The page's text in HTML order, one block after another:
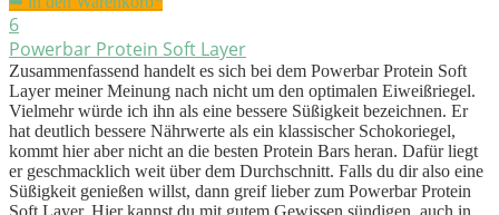
6
Powerbar Protein Soft Layer
Zusammenfassend handelt es sich bei dem Powerbar Protein Soft
Layer meiner Meinung nach nicht um den optimalen Eiweißriegel.
Vielmehr würde ich ihn als eine bessere Süßigkeit bezeichnen. Er
hat deutlich bessere Nährwerte als ein klassischer Schokoriegel,
kommt hier aber nicht an die besten Protein Bars heran. Dafür liegt
er geschmacklich weit über dem Durchschnitt. Falls du dir also eine
Süßigkeit genießen willst, dann greif lieber zum Powerbar Protein
Soft Layer. Hier kannst du mit gutem Gewissen sündigen, auch in